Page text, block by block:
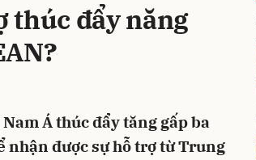
thúc đẩy năng
Á thúc đẩy tăng gấp ba
nhận được sự hỗ trợ từ Trung